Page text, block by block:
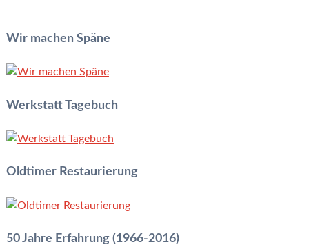
Wir machen Späne
Werkstatt Tagebuch
Oldtimer Restaurierung
50 Jahre Erfahrung (1966-2016)